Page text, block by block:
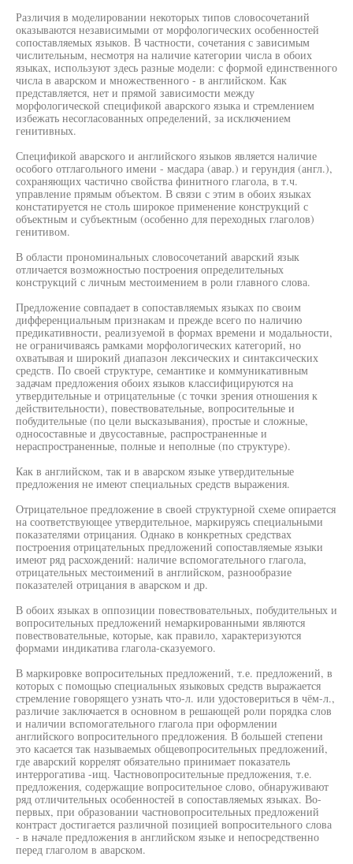
Различия в моделировании некоторых типов словосочетаний
оказываются независимыми от морфологических особенностей
сопоставляемых языков. В частности, сочетания с зависимым
числительным, несмотря на наличие категории числа в обоих
языках, используют здесь разные модели: с формой единственного
числа в аварском и множественного - в английском. Как
представляется, нет и прямой зависимости между
морфологической спецификой аварского языка и стремлением
избежать несогласованных определений, за исключением
генитивных.
Спецификой аварского и английского языков является наличие
особого отглагольного имени - масдара (авар.) и герундия (англ.),
сохраняющих частично свойства финитного глагола, в т.ч.
управление прямым объектом. В связи с этим в обоих языках
констатируется не столь широкое применение конструкций с
объектным и субъектным (особенно для переходных глаголов)
генитивом.
В области прономинальных словосочетаний аварский язык
отличается возможностью построения определительных
конструкций с личным местоимением в роли главного слова.
Предложение совпадает в сопоставляемых языках по своим
дифференциальным признакам и прежде всего по наличию
предикативности, реализуемой в формах времени и модальности,
не ограничиваясь рамками морфологических категорий, но
охватывая и широкий диапазон лексических и синтаксических
средств. По своей структуре, семантике и коммуникативным
задачам предложения обоих языков классифицируются на
утвердительные и отрицательные (с точки зрения отношения к
действительности), повествовательные, вопросительные и
побудительные (по цели высказывания), простые и сложные,
односоставные и двусоставные, распространенные и
нераспространенные, полные и неполные (по структуре).
Как в английском, так и в аварском языке утвердительные
предложения не имеют специальных средств выражения.
Отрицательное предложение в своей структурной схеме опирается
на соответствующее утвердительное, маркируясь специальными
показателями отрицания. Однако в конкретных средствах
построения отрицательных предложений сопоставляемые языки
имеют ряд расхождений: наличие вспомогательного глагола,
отрицательных местоимений в английском, разнообразие
показателей отрицания в аварском и др.
В обоих языках в оппозиции повествовательных, побудительных и
вопросительных предложений немаркированными являются
повествовательные, которые, как правило, характеризуются
формами индикатива глагола-сказуемого.
В маркировке вопросительных предложений, т.е. предложений, в
которых с помощью специальных языковых средств выражается
стремление говорящего узнать что-л. или удостовериться в чём-л.,
различие заключается в основном в решающей роли порядка слов
и наличии вспомогательного глагола при оформлении
английского вопросительного предложения. В большей степени
это касается так называемых общевопросительных предложений,
где аварский коррелят обязательно принимает показатель
интеррогатива -ищ. Частновопросительные предложения, т.е.
предложения, содержащие вопросительное слово, обнаруживают
ряд отличительных особенностей в сопоставляемых языках. Во-
первых, при образовании частновопросительных предложений
контраст достигается различной позицией вопросительного слова
- в начале предложения в английском языке и непосредственно
перед глаголом в аварском.